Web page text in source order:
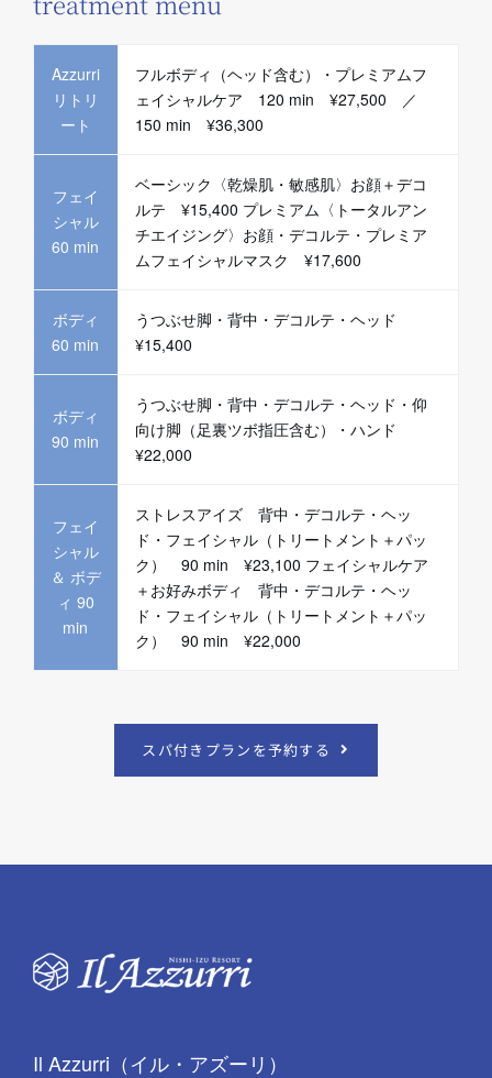
Azzurri
リトリ
ート
フルボディ（ヘッド含む）・プレミアムフ
ェイシャルケア 120 min ¥27,500 ／
150 min ¥36,300
フェイ
シャル
60 min
ベーシック〈乾燥肌・敏感肌〉お顔＋デコ
ルテ ¥15,400 プレミアム〈トータルアン
チエイジング〉お顔・デコルテ・プレミア
ムフェイシャルマスク ¥17,600
ボディ
60 min
うつぶせ脚・背中・デコルテ・ヘッド
¥15,400
ボディ
90 min
うつぶせ脚・背中・デコルテ・ヘッド・仰
向け脚（足裏ツボ指圧含む）・ハンド
¥22,000
フェイ
シャル
＆ ボデ
ィ 90
min
ストレスアイズ 背中・デコルテ・ヘッ
ド・フェイシャル（トリートメント＋パッ
ク） 90 min ¥23,100 フェイシャルケア
＋お好みボディ 背中・デコルテ・ヘッ
ド・フェイシャル（トリートメント＋パッ
ク） 90 min ¥22,000
スパ付きプランを予約する
Il Azzurri（イル・アズーリ）